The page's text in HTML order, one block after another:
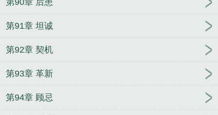
第90章 后患
第91章 坦诚
第92章 契机
第93章 革新
第94章 顾忌